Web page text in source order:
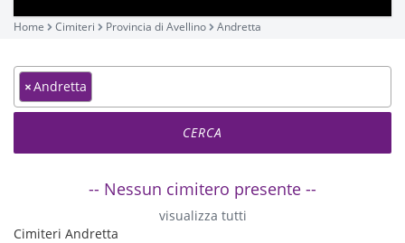
Home Cimiteri Provincia di Avellino Andretta
×Andretta
-- Nessun cimitero presente --
visualizza tutti
Cimiteri Andretta